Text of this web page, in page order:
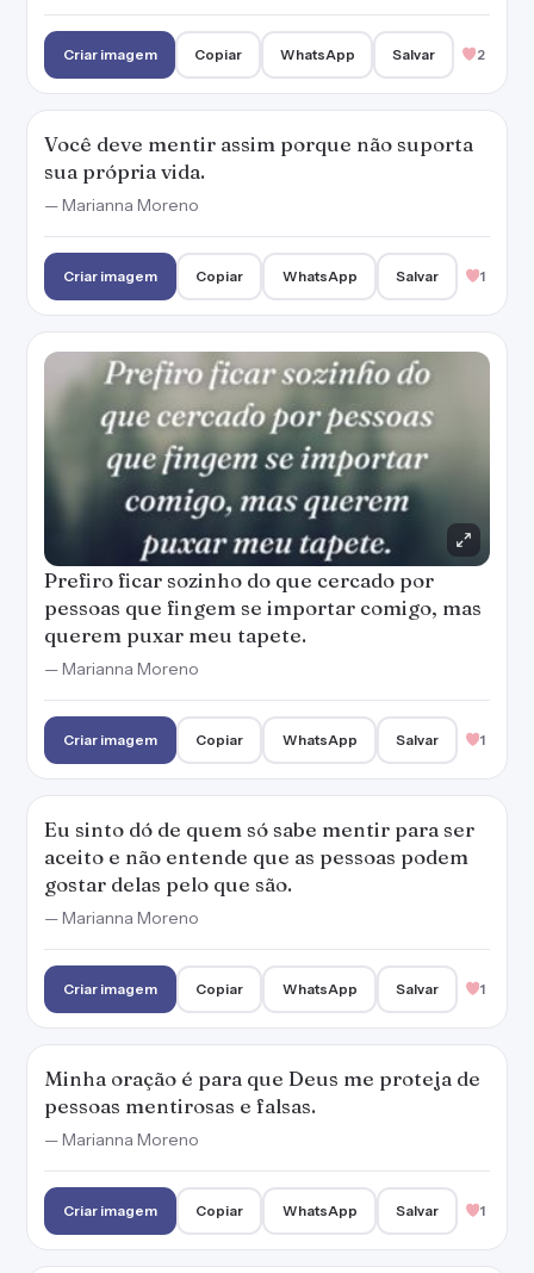
Criar imagem Copiar WhatsApp Salvar 2
Você deve mentir assim porque não suporta
sua própria vida.
— Marianna Moreno
Criar imagem Copiar WhatsApp Salvar 1
Prefiro ficar sozinho do que cercado por
pessoas que fingem se importar comigo, mas
querem puxar meu tapete.
— Marianna Moreno
Criar imagem Copiar WhatsApp Salvar 1
Eu sinto dó de quem só sabe mentir para ser
aceito e não entende que as pessoas podem
gostar delas pelo que são.
— Marianna Moreno
Criar imagem Copiar WhatsApp Salvar 1
Minha oração é para que Deus me proteja de
pessoas mentirosas e falsas.
— Marianna Moreno
Criar imagem Copiar WhatsApp Salvar 1